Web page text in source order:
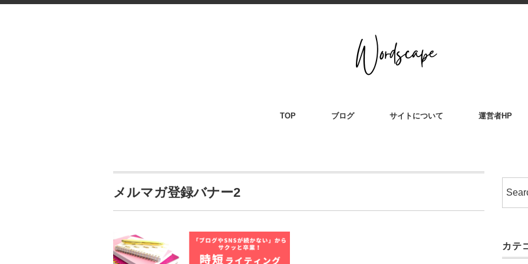
TOP ブログ サイトについて 運営者HP
メルマガ登録バナー2
カテ